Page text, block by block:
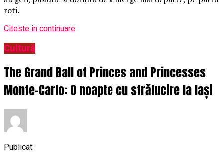
roti.
Citeste in continuare
Cultură
The Grand Ball of Princes and Princesses
Monte-Carlo: O noapte cu strălucire la Iași
Publicat